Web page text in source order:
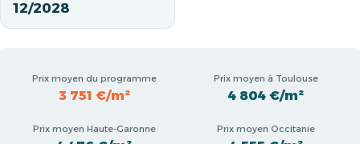
12/2028
Prix moyen du programme
3 751 €/m²
Prix moyen à Toulouse
4 804 €/m²
Prix moyen Haute-Garonne Prix moyen Occitanie